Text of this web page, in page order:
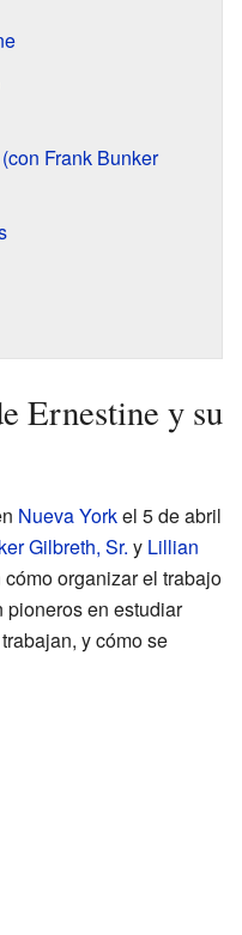
(con Frank Bunker
Ernestine y su
Nueva Yorkel 5 de abril
Gilbreth, Sr. y Lillian
organizar el trabajo
pioneros en estudiar
y cómo se